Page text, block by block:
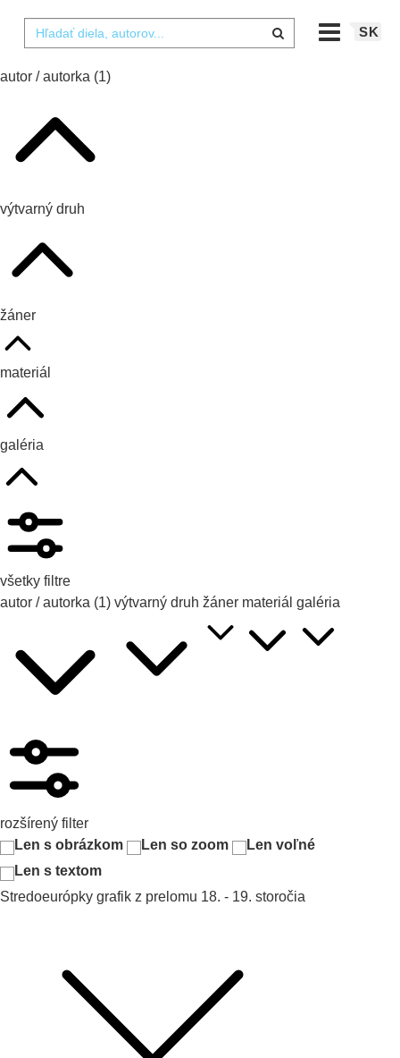
SK
autor / autorka (1)
výtvarný druh
žáner
materiál
galéria
všetky filtre
autor / autorka (1) výtvarný druh žáner materiál galéria
rozšírený filter
Len s obrázkom
Len so zoom
Len voľné
Len s textom
Stredoeurópky grafik z prelomu 18. - 19. storočia